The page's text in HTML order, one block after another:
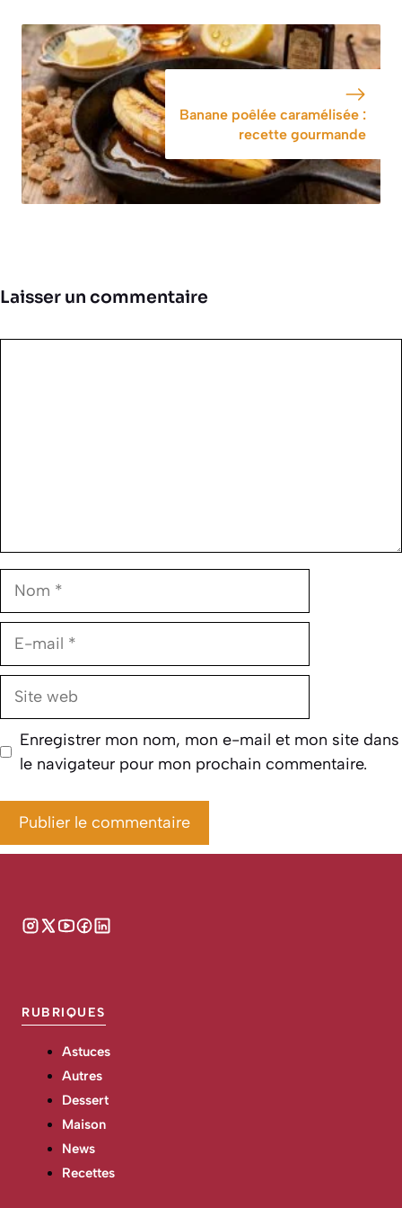
Banane poêlée caramélisée :
recette gourmande
Laisser un commentaire
Nom
E-
Site
Enregistrer mon nom, mon e-mail et mon site dans
le navigateur pour mon prochain commentaire.
RUBRIQUES
Astuces
Autres
Dessert
Maison
News
Recettes